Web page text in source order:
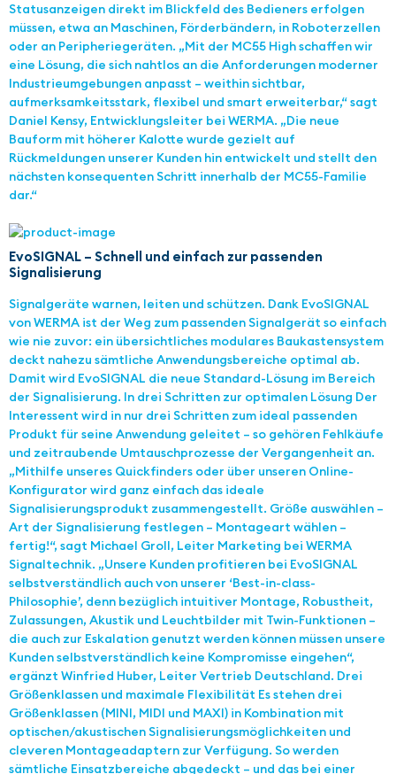
Statusanzeigen direkt im Blickfeld des Bedieners erfolgen
müssen, etwa an Maschinen, Förderbändern, in Roboterzellen
oder an Peripheriegeräten. „Mit der MC55 High schaffen wir
eine Lösung, die sich nahtlos an die Anforderungen moderner
Industrieumgebungen anpasst – weithin sichtbar,
aufmerksamkeitsstark, flexibel und smart erweiterbar,“ sagt
Daniel Kensy, Entwicklungsleiter bei WERMA. „Die neue
Bauform mit höherer Kalotte wurde gezielt auf
Rückmeldungen unserer Kunden hin entwickelt und stellt den
nächsten konsequenten Schritt innerhalb der MC55-Familie
dar.“
EvoSIGNAL – Schnell und einfach zur passenden
Signalisierung
Signalgeräte warnen, leiten und schützen. Dank EvoSIGNAL
von WERMA ist der Weg zum passenden Signalgerät so einfach
wie nie zuvor: ein übersichtliches modulares Baukastensystem
deckt nahezu sämtliche Anwendungsbereiche optimal ab.
Damit wird EvoSIGNAL die neue Standard-Lösung im Bereich
der Signalisierung. In drei Schritten zur optimalen Lösung Der
Interessent wird in nur drei Schritten zum ideal passenden
Produkt für seine Anwendung geleitet – so gehören Fehlkäufe
und zeitraubende Umtauschprozesse der Vergangenheit an.
„Mithilfe unseres Quickfinders oder über unseren Online-
Konfigurator wird ganz einfach das ideale
Signalisierungsprodukt zusammengestellt. Größe auswählen –
Art der Signalisierung festlegen – Montageart wählen –
fertig!“, sagt Michael Groll, Leiter Marketing bei WERMA
Signaltechnik. „Unsere Kunden profitieren bei EvoSIGNAL
selbstverständlich auch von unserer ‘Best-in-class-
Philosophie’, denn bezüglich intuitiver Montage, Robustheit,
Zulassungen, Akustik und Leuchtbilder mit Twin-Funktionen –
die auch zur Eskalation genutzt werden können müssen unsere
Kunden selbstverständlich keine Kompromisse eingehen“,
ergänzt Winfried Huber, Leiter Vertrieb Deutschland. Drei
Größenklassen und maximale Flexibilität Es stehen drei
Größenklassen (MINI, MIDI und MAXI) in Kombination mit
optischen/akustischen Signalisierungsmöglichkeiten und
cleveren Montageadaptern zur Verfügung. So werden
sämtliche Einsatzbereiche abgedeckt – und das bei einer